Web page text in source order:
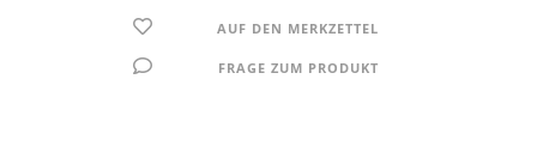
AUF DEN MERKZETTEL
FRAGE ZUM PRODUKT